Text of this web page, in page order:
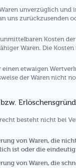
unverzüglich und
uns zurückzusenden
Kosten
Waren. Die
einen etwaigen
der Waren nicht
besteht nicht bei
von Waren, die
ist oder die
von Waren, die